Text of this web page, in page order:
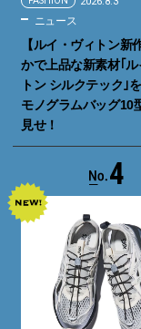
ニュース
【ルイ・ヴィトン新
かで上品な新素材｢ル
トン シルクテック｣
モノグラムバッグ10
見せ！
4